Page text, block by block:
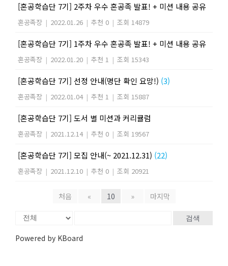
[혼공학습단 7기] 2주차 우수 혼공족 발표! + 미션 내용 공유
혼공족장 | 2022.01.26 | 추천 0 | 조회 14879
[혼공학습단 7기] 1주차 우수 혼공족 발표! + 미션 내용 공유
혼공족장 | 2022.01.20 | 추천 1 | 조회 15343
[혼공학습단 7기] 선정 안내(명단 확인 요망!) (3)
혼공족장 | 2022.01.04 | 추천 1 | 조회 15887
[혼공학습단 7기] 도서 별 미션과 커리큘럼
혼공족장 | 2021.12.14 | 추천 0 | 조회 19567
[혼공학습단 7기] 모집 안내(~ 2021.12.31) (22)
혼공족장 | 2021.12.10 | 추천 0 | 조회 20921
처음 « 10 » 마지막
검색
Powered by KBoard